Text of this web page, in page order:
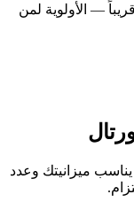
— الأولوية لمن
ميزانيتك وعدد